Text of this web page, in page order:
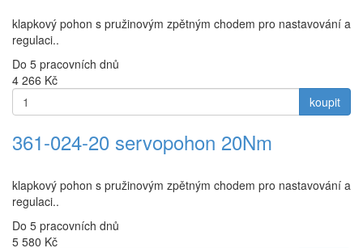
klapkový pohon s pružinovým zpětným chodem pro nastavování a
regulaci..
Do 5 pracovních dnů
4 266 Kč
koupit
361-024-20 servopohon 20Nm
klapkový pohon s pružinovým zpětným chodem pro nastavování a
regulaci..
Do 5 pracovních dnů
5 580 Kč